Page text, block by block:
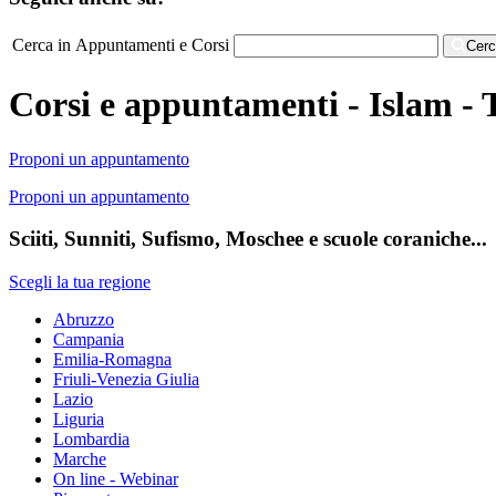
Cerca in Appuntamenti e Corsi
Corsi e appuntamenti - Islam -
Proponi un appuntamento
Proponi un appuntamento
Sciiti, Sunniti, Sufismo, Moschee e scuole coraniche...
Scegli la tua regione
Abruzzo
Campania
Emilia-Romagna
Friuli-Venezia Giulia
Lazio
Liguria
Lombardia
Marche
On line - Webinar